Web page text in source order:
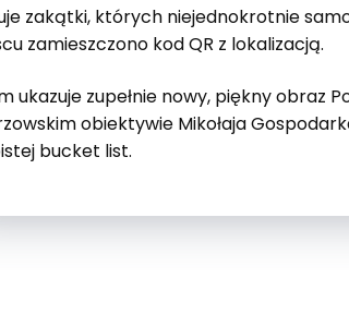
zakątki, których niejednokrotnie
zamieszczono kod QR z lokalizacją.
ukazuje zupełnie nowy, piękny obraz
obiektywie Mikołaja
bucket list.